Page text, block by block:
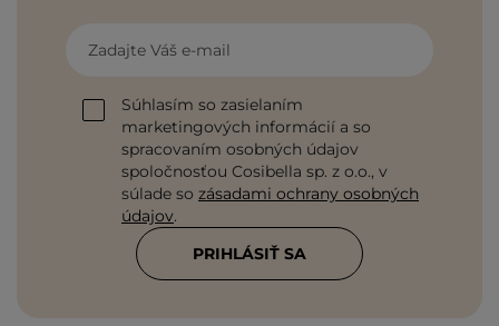
Zadajte Váš e-mail
Súhlasím so zasielaním
marketingových informácií a so
spracovaním osobných údajov
spoločnosťou Cosibella sp. z o.o., v
súlade so zásadami ochrany osobných
údajov.
PRIHLÁSIŤ SA